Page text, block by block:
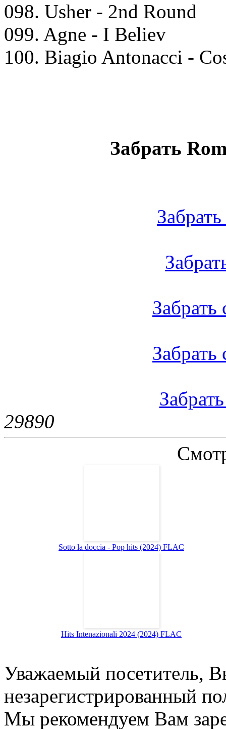
098. Usher - 2nd Round
099. Agne - I Believ
100. Biagio Antonacci -
Забрать
Забрать
Забрать
29890
Sotto la doccia - Pop hits (2024) FLAC
Hits Intenazionali 2024 (2024) FLAC
Уважаемый посетитель,
незарегистрированный
Мы рекомендуем Вам